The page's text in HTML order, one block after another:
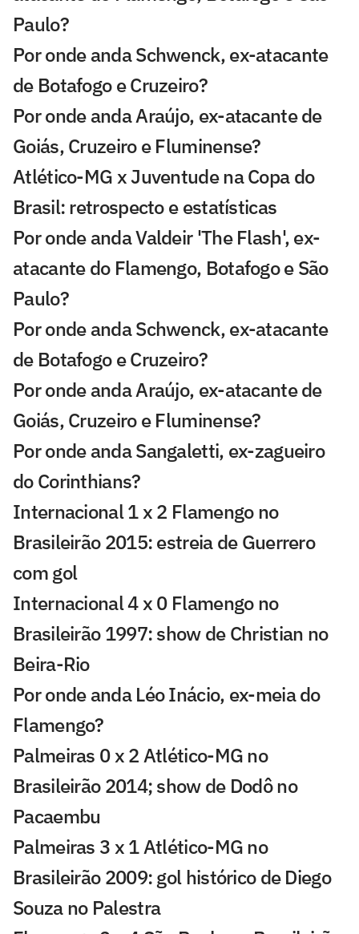
Paulo?
Por onde anda Schwenck, ex-atacante
de Botafogo e Cruzeiro?
Por onde anda Araújo, ex-atacante de
Goiás, Cruzeiro e Fluminense?
Atlético-MG x Juventude na Copa do
Brasil: retrospecto e estatísticas
Por onde anda Valdeir 'The Flash', ex-
atacante do Flamengo, Botafogo e São
Paulo?
Por onde anda Schwenck, ex-atacante
de Botafogo e Cruzeiro?
Por onde anda Araújo, ex-atacante de
Goiás, Cruzeiro e Fluminense?
Por onde anda Sangaletti, ex-zagueiro
do Corinthians?
Internacional 1 x 2 Flamengo no
Brasileirão 2015: estreia de Guerrero
com gol
Internacional 4 x 0 Flamengo no
Brasileirão 1997: show de Christian no
Beira-Rio
Por onde anda Léo Inácio, ex-meia do
Flamengo?
Palmeiras 0 x 2 Atlético-MG no
Brasileirão 2014; show de Dodô no
Pacaembu
Palmeiras 3 x 1 Atlético-MG no
Brasileirão 2009: gol histórico de Diego
Souza no Palestra